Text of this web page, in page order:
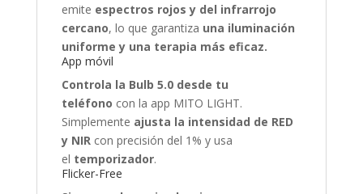
emite espectros rojos y del infrarrojo
cercano, lo que garantiza una iluminación
uniforme y una terapia más eficaz.
App móvil
Controla la Bulb 5.0 desde tu
teléfono con la app MITO LIGHT.
Simplemente ajusta la intensidad de RED
y NIR con precisión del 1% y usa
el temporizador.
Flicker-Free